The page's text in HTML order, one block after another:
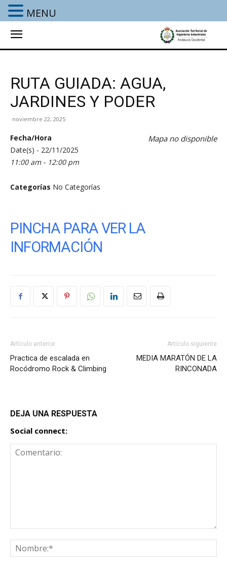
RUTA GUIADA: AGUA,
JARDINES Y PODER
noviembre 22, 2025
Mapa no disponible
Fecha/Hora
Date(s) - 22/11/2025
11:00 am - 12:00 pm
Categorías No Categorías
PINCHA PARA VER LA
INFORMACIÓN
Artículo anterior
Practica de escalada en
Rocódromo Rock & Climbing
Artículo siguiente
MEDIA MARATÓN DE LA
RINCONADA
DEJA UNA RESPUESTA
Social connect:
MENU